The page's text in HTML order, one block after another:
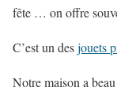
fête … on offre
C’est un desjouets
Notre maison a